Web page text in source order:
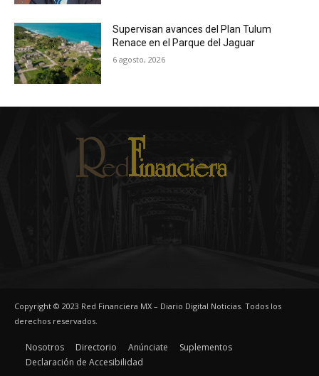
Supervisan avances del Plan Tulum
Renace en el Parque del Jaguar
6 agosto, 2026
Copyright © 2023 Red Financiera MX – Diario Digital Noticias. Todos los
derechos reservados.
Nosotros Directorio Anúnciate
Suplementos
Declaración de Accesibilidad